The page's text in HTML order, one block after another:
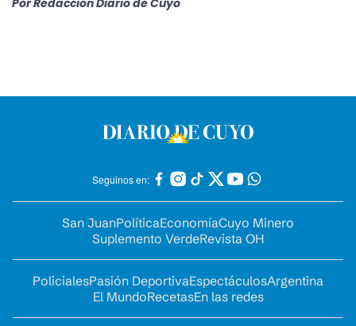
PorRedacción Diario de Cuyo
Seguinos en:
San JuanPolíticaEconomíaCuyo Minero
Suplemento VerdeRevista OH
PolicialesPasión DeportivaEspectáculosArgentina
El MundoRecetasEn las redes